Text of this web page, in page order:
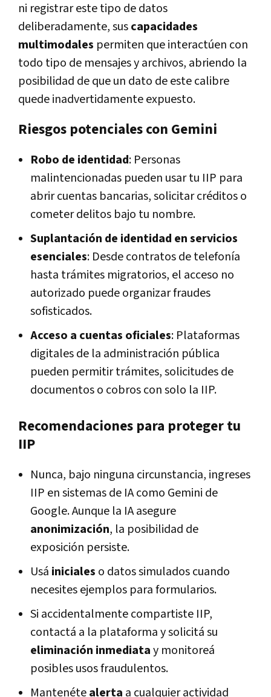
ni registrar este tipo de datos
deliberadamente, suscapacidades
multimodales permiten que interactúen con
todo tipo de mensajes y archivos, abriendo la
posibilidad de que un dato de este calibre
quede inadvertidamente expuesto.
Riesgos potenciales con Gemini
Robo de identidad: Personas
malintencionadas pueden usar tu IIP para
abrir cuentas bancarias, solicitar créditos o
cometer delitos bajo tu nombre.
Suplantación de identidad en servicios
esenciales: Desde contratos de telefonía
hasta trámites migratorios, el acceso no
autorizado puede organizar fraudes
sofisticados.
Acceso a cuentas oficiales: Plataformas
digitales de la administración pública
pueden permitir trámites, solicitudes de
documentos o cobros con solo la IIP.
Recomendaciones para proteger tu
IIP
Nunca, bajo ninguna circunstancia, ingreses
IIP en sistemas de IA como Gemini de
Google. Aunque la IA asegure
anonimización, la posibilidad de
exposición persiste.
Usá iniciales o datos simulados cuando
necesites ejemplos para formularios.
Si accidentalmente compartiste IIP,
contactá a la plataforma y solicitá su
eliminación inmediatay monitoreá
posibles usos fraudulentos.
Mantenétealerta a cualquier actividad